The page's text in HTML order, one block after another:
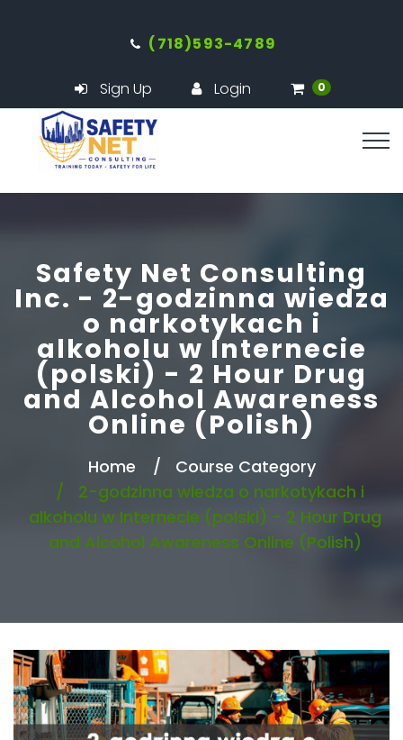
(718)593-4789
Sign Up Login 0
Safety Net Consulting
Inc. - 2-godzinna wiedza
o narkotykach i
alkoholu w Internecie
(polski) - 2 Hour Drug
and Alcohol Awareness
Online (Polish)
Home
Course Category
2-godzinna wiedza o narkotykach i
alkoholu w Internecie (polski) - 2 Hour Drug
and Alcohol Awareness Online (Polish)